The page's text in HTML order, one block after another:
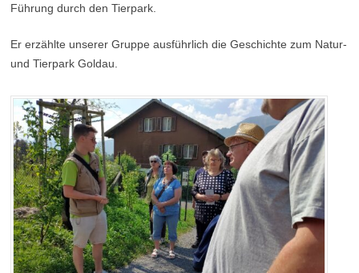
Führung durch den Tierpark.
Er erzählte unserer Gruppe ausführlich die Geschichte zum Natur-
und Tierpark Goldau.